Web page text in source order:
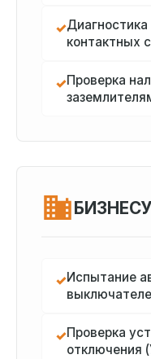
✓
контактных
✓Проверка
БИЗНЕСУ
✓Испытание
✓Проверка
отключения